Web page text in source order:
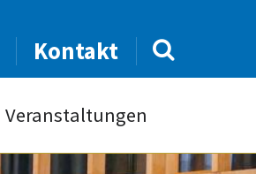
Kontakt
Veranstaltungen